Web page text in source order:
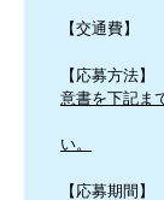
【交通
【応募方
意書を下記ま
い。
【応募期間